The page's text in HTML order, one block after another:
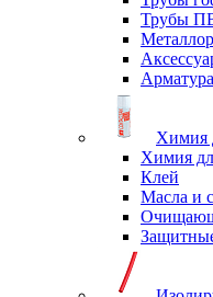
Трубы
Химия
Химия
Клей
Масла и